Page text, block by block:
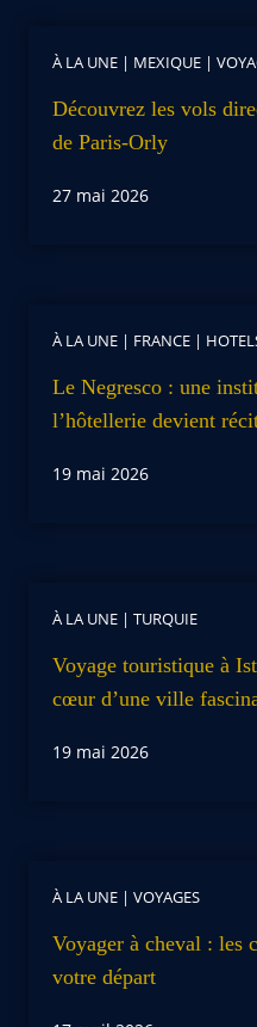
À LA UNE | MEXIQUE |
Découvrez les vols
de Paris-Orly
27 mai 2026
À LA UNE | FRANCE |
Le Negresco : une
l’hôtellerie devient
19 mai 2026
À LA UNE | TURQUIE
Voyage touristique à
cœur d’une ville
19 mai 2026
À LA UNE | VOYAGES
Voyager à cheval : les
votre départ